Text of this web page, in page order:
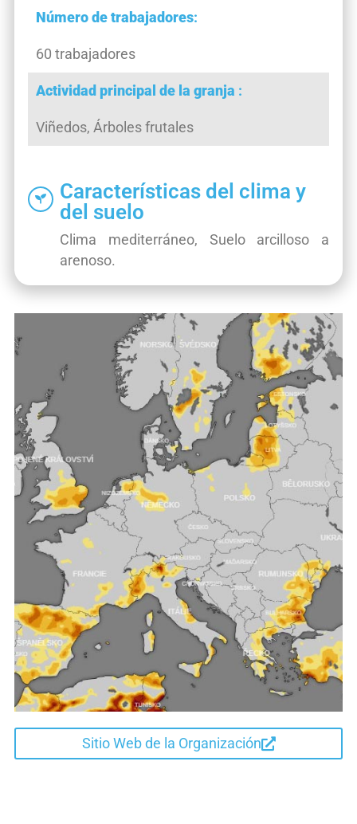
Número de trabajadores:
60 trabajadores
Actividad principal de la granja :
Viñedos, Árboles frutales
Características del clima y
del suelo
Clima mediterráneo, Suelo arcilloso a
arenoso.
Sitio Web de la Organización